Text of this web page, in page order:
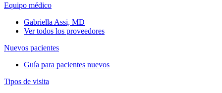
Equipo médico
Gabriella Assi, MD
Ver todos los proveedores
Nuevos pacientes
Guía para pacientes nuevos
Tipos de visita